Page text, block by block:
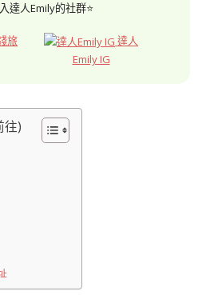
達人Emily的社群⭐
旅
達人
Emily IG
往)